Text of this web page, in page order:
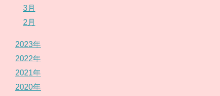
3月
2月
2023年
2022年
2021年
2020年